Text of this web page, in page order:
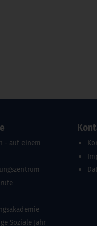
- auf einem
Soziale Jahr